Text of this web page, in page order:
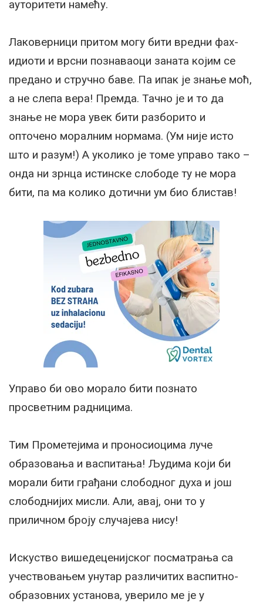
ауторитети намећу.
Лаковерници притом могу бити вредни фах-
идиоти и врсни познаваоци заната којим се
предано и стручно баве. Па ипак је знање моћ,
а не слепа вера! Премда. Тачно је и то да
знање не мора увек бити разборито и
опточено моралним нормама. (Ум није исто
што и разум!) А уколико је томе управо тако –
онда ни зрнца истинске слободе ту не мора
бити, па ма колико дотични ум био блистав!
Управо би ово морало бити познато
просветним радницима.
Тим Прометејима и проносиоцима луче
образовања и васпитања! Људима који би
морали бити грађани слободног духа и још
слободнијих мисли. Али, авај, они то у
приличном броју случајева нису!
Искуство вишедеценијског посматрања са
учествовањем унутар различитих васпитно-
образовних установа, уверило ме је у